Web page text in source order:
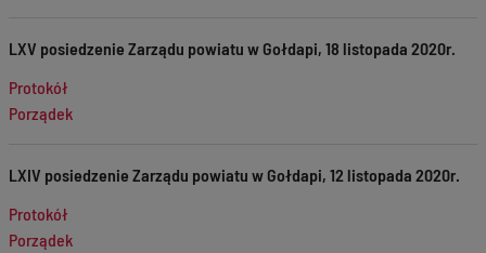
LXV posiedzenie Zarządu powiatu w Gołdapi, 18 listopada 2020r.
Protokół
Porządek
LXIV posiedzenie Zarządu powiatu w Gołdapi, 12 listopada 2020r.
Protokół
Porządek